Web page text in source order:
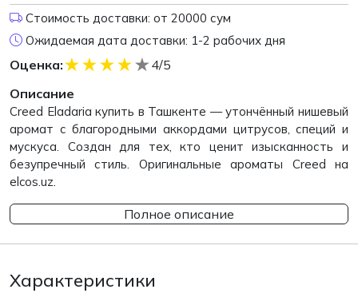
Стоимость доставки: от 20000 сум
Ожидаемая дата доставки: 1-2 рабочих дня
Оценка: ★
★
★
★
★
4/5
Описание
Creed Eladaria купить в Ташкенте — утончённый нишевый
аромат с благородными аккордами цитрусов, специй и
мускуса. Создан для тех, кто ценит изысканность и
безупречный стиль. Оригинальные ароматы Creed на
elcos.uz.
Полное описание
Характеристики